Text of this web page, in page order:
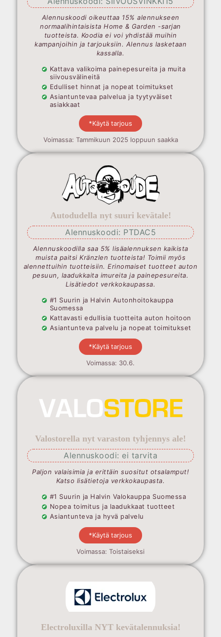
Alennuskoodi oikeuttaa 15% alennukseen
normaalihintaisista Home & Garden -sarjan
tuotteista. Koodia ei voi yhdistää muihin
kampanjoihin ja tarjouksiin. Alennus lasketaan
kassalla.
Kattava valikoima painepesureita ja muita
siivousvälineitä
Edulliset hinnat ja nopeat toimitukset
Asiantuntevaa palvelua ja tyytyväiset
asiakkaat
*Käytä tarjous
Voimassa: Tammikuun 2025 loppuun saakka
Autodudella nyt suuri kevätale!
Alennuskoodi: PTDAC5
Alennuskoodilla saa 5% lisäalennuksen kaikista
muista paitsi Kränzlen tuotteista! Toimii myös
alennettuihin tuotteisiin. Erinomaiset tuotteet auton
pesuun, laadukkaita imureita ja painepesureita.
Lisätiedot verkkokaupassa.
#1 Suurin ja Halvin Autonhoitokauppa
Suomessa
Kattavasti edullisia tuotteita auton hoitoon
Asiantunteva palvelu ja nopeat toimitukset
*Käytä tarjous
Voimassa: 30.6.
Valostorella nyt varaston tyhjennys ale!
Alennuskoodi: ei tarvita
Paljon valaisimia ja erittäin suositut otsalamput!
Katso lisätietoja verkkokaupasta.
#1 Suurin ja Halvin Valokauppa Suomessa
Nopea toimitus ja laadukkaat tuotteet
Asiantunteva ja hyvä palvelu
*Käytä tarjous
Voimassa: Toistaiseksi
Electroluxilla NYT kevätalennuksia!